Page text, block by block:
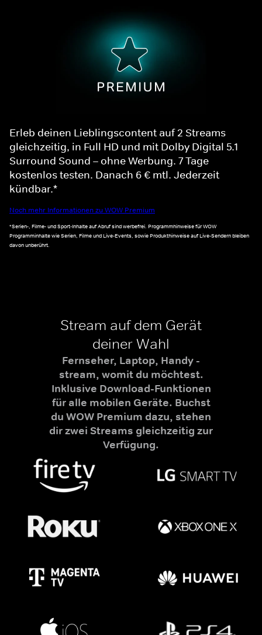
Erleb deinen Lieblingscontent auf 2 Streams
gleichzeitig, in Full HD und mit Dolby Digital 5.1
Surround Sound – ohne Werbung. 7 Tage
kostenlos testen. Danach 6 € mtl. Jederzeit
kündbar.*
Noch mehr Informationen zu WOW Premium
*Serien-, Filme- und Sport-Inhalte auf Abruf sind werbefrei. Programmhinweise für WOW
Programminhalte wie Serien, Filme und Live-Events, sowie Produkthinweise auf Live-Sendern bleiben
davon unberührt.
Stream auf dem Gerät
deiner Wahl
Fernseher, Laptop, Handy -
stream, womit du möchtest.
Inklusive Download-Funktionen
für alle mobilen Geräte. Buchst
du WOW Premium dazu, stehen
dir zwei Streams gleichzeitig zur
Verfügung.